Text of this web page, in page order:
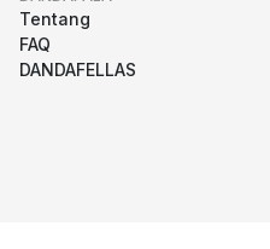
Tentang
FAQ
DANDAFELLAS